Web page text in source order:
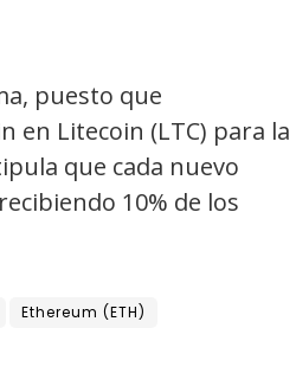
puesto que
en Litecoin (LTC) para la
que cada nuevo
10% de los
Ethereum (ETH)